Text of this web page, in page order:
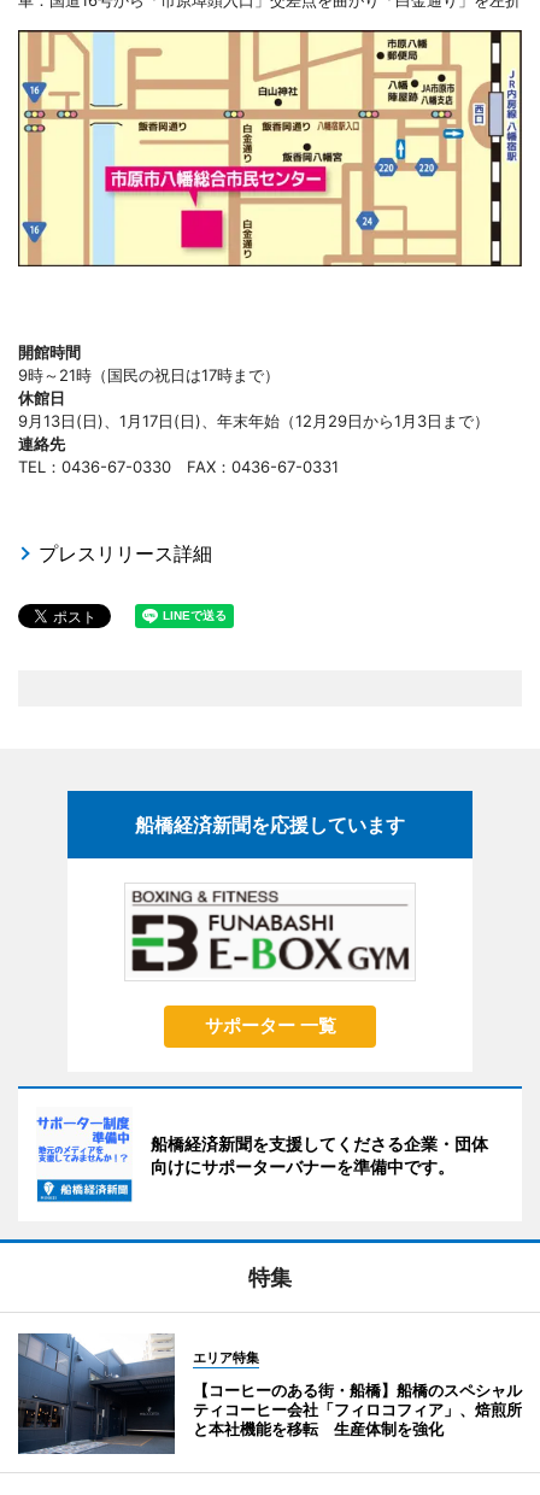
開館時間
9時～21時（国民の祝日は17時まで）
休館日
9月13日(日)、1月17日(日)、年末年始（12月29日から1月3日まで）
連絡先
TEL：0436-67-0330 FAX：0436-67-0331
プレスリリース詳細
船橋経済新聞を応援しています
サポーター 一覧
船橋経済新聞を支援してくださる企業・団体
向けにサポーターバナーを準備中です。
特集
エリア特集
【コーヒーのある街・船橋】船橋のスペシャル
ティコーヒー会社「フィロコフィア」、焙煎所
と本社機能を移転 生産体制を強化